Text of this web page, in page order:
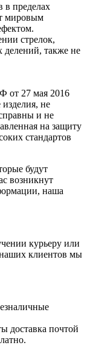
в пределах
мировым
стрелок,
также не
от 27 мая 2016
не
и не
на защиту
стандартов
будут
возникнут
наша
курьеру или
наших клиентов мы
доставка почтой